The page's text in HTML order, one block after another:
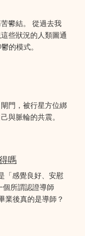
鬰結。 從過去我
些狀況的人類圖通
的模式。
門，被行星方位綁
與脈輪的共震。
嗎
「感覺良好、安慰
所謂認證導師
業後真的是導師？